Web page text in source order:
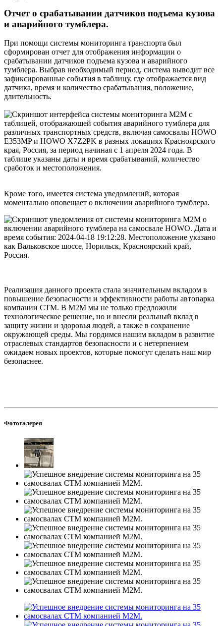
Отчет о срабатывании датчиков подъема кузова
и аварийного тумблера.
При помощи системы мониторинга транспорта был
сформирован отчет для отображения информации о
срабатывании датчиков подъема кузова и аварийного
тумблера. Выбрав необходимый период, система выводит все
зафиксированные события в таблицу, где отображается вид
датчика, время и количество срабатывания, положение,
длительность.
Кроме того, имеется система уведомлений, которая
моментально оповещает о включении аварийного тумблера.
Реализация данного проекта стала значительным вкладом в
повышение безопасности и эффективности работы автопарка
компании СТМ. В М2М мы не только предложили
технологическое решение, но и внесли реальный вклад в
защиту жизни и здоровья людей, а также в сохранение
окружающей среды. Мы гордимся нашим вкладом в развитие
отраслевых стандартов безопасности и с нетерпением
ожидаем новых проектов, которые помогут сделать наш мир
безопаснее.
Фотогалерея